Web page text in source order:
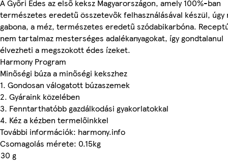
A Győri Édes az első keksz Magyarországon, amely 100%-ban
természetes eredetű összetevők felhasználásával készül, úgy
gabona, a méz, természetes eredetű szódabikarbóna.
nem tartalmaz mesterséges adalékanyagokat, így gondtalanul
élvezheti a megszokott édes ízeket.
Harmony Program
Minőségi búza a minőségi kekszhez
1. Gondosan válogatott búzaszemek
2. Gyáraink közelében
3. Fenntarthatóbb gazdálkodási gyakorlatokkal
4. Kéz a kézben termelőinkkel
További információk: harmony.info
Csomagolás mérete: 0.15kg
30 g